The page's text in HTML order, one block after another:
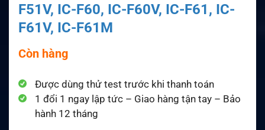
F51V, IC-F60, IC-F60V, IC-F61, IC-
F61V, IC-F61M
Còn hàng
Được dùng thử test trước khi thanh toán
1 đổi 1 ngay lập tức – Giao hàng tận tay – Bảo
hành 12 tháng